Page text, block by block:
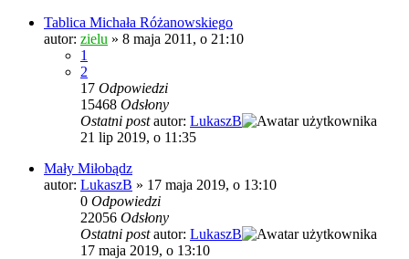
Tablica Michała Różanowskiego
autor: zielu » 8 maja 2011, o 21:10
1
2
17 Odpowiedzi
15468 Odsłony
Ostatni postautor: LukaszB
21 lip 2019, o 11:35
Mały Miłobądz
autor: LukaszB » 17 maja 2019, o 13:10
0 Odpowiedzi
22056 Odsłony
Ostatni postautor: LukaszB
17 maja 2019, o 13:10